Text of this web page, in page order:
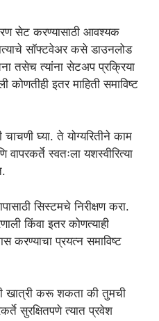
सेट करण्यासाठी आवश्यक
सॉफ्टवेअर कसे डाउनलोड
तसेच त्यांना सेटअप प्रक्रिया
इतर माहिती समाविष्ट
घ्या. ते योग्यरितीने काम
स्वतःला यशस्वीरित्या
सिस्टमचे निरीक्षण करा.
किंवा इतर कोणत्याही
करण्याचा प्रयत्न समाविष्ट
खात्री करू शकता की तुमची
सुरक्षितपणे त्यात प्रवेश